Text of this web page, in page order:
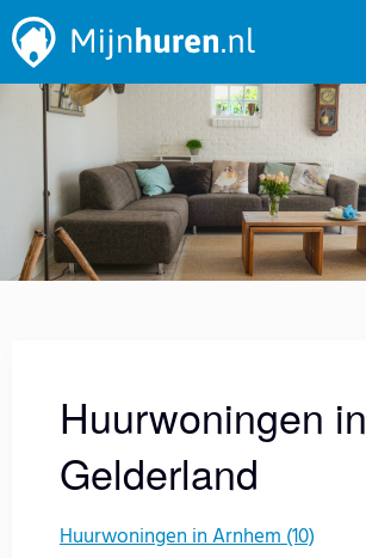
Huurwoningen in
Gelderland
Huurwoningen in Arnhem (10)